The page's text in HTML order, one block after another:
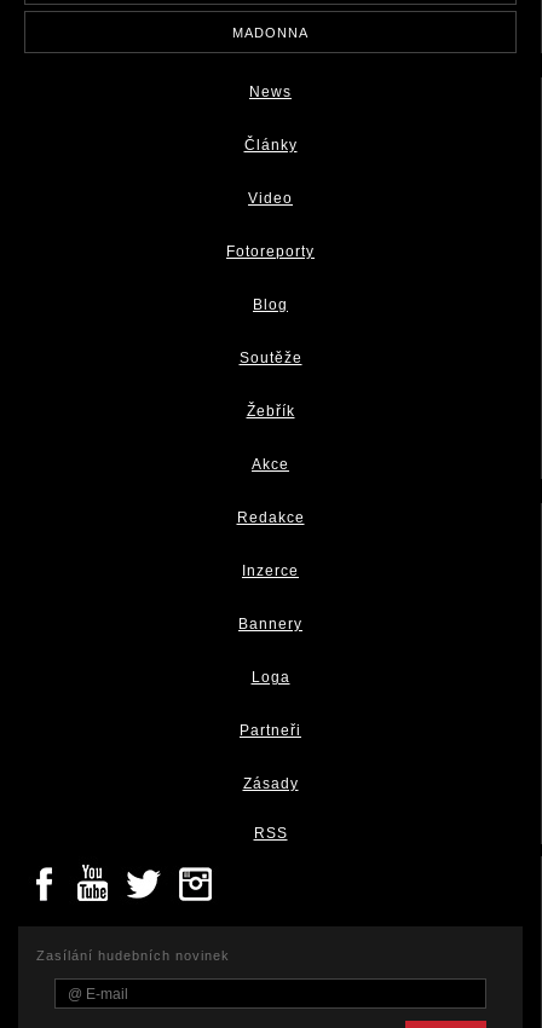
MADONNA
News
Články
Video
Fotoreporty
Blog
Soutěže
Žebřík
Akce
Redakce
Inzerce
Bannery
Loga
Partneři
Zásady
RSS
Zasílání hudebních novinek